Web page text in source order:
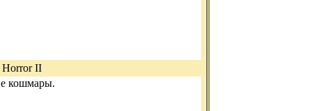
Horror II
кошмары.